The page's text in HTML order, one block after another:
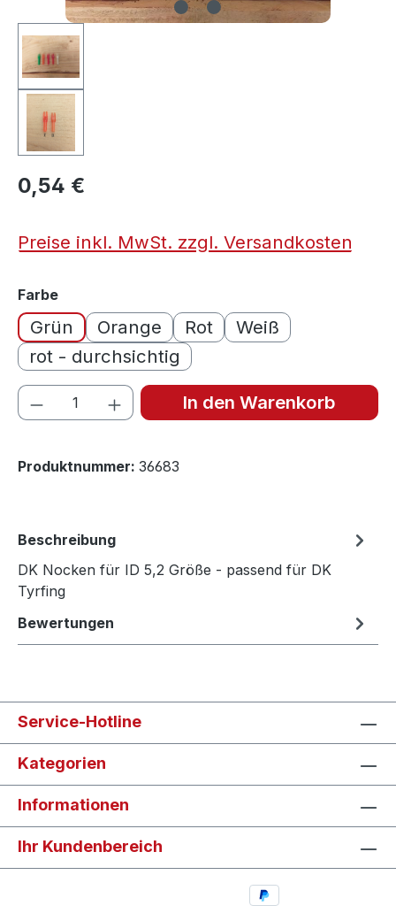
0,54 €
Preise inkl. MwSt. zzgl. Versandkosten
Farbeauswählen
Grün Orange Rot
Weiß
rot - durchsichtig
Produkt Anzahl: Gib den gewünschten
In den Warenkorb
Produktnummer: 36683
Beschreibung
DK Nocken für ID 5,2 Größe - passend für DK
Tyrfing
Bewertungen
Service-Hotline
Kategorien
Informationen
Ihr Kundenbereich